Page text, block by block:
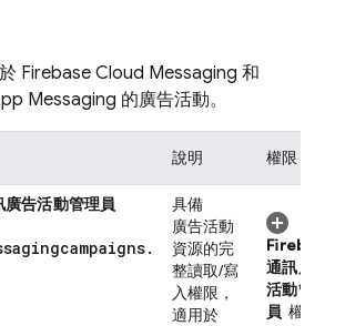
Firebase Cloud Messaging 和
Messaging 的廣告活動。
說明 權限
告活動管理員
.
具備
廣告活動
資源的完
整讀取/寫
入權限，
適用於
Firebase
通訊廣告
活動管理
員 權限